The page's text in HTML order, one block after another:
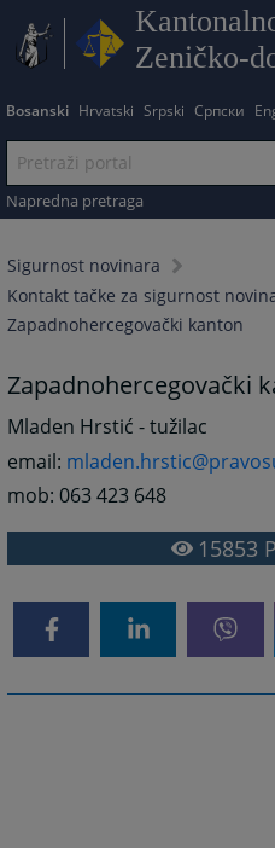
Zeničko-
Bosanski Hrvatski Srpski Српски
Napredna pretraga
Sigurnost novinara
Kontakt tačke za sigurnost
Zapadnohercegovački kanton
Zapadnohercegovački
Mladen Hrstić - tužilac
email:
mob: 063 423 648
15853